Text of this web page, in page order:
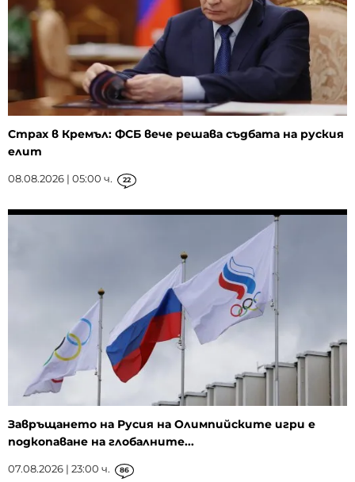
Страх в Кремъл: ФСБ вече решава съдбата на руския
елит
08.08.2026 | 05:00 ч. 22
Завръщането на Русия на Олимпийските игри е
подкопаване на глобалните...
07.08.2026 | 23:00 ч. 86